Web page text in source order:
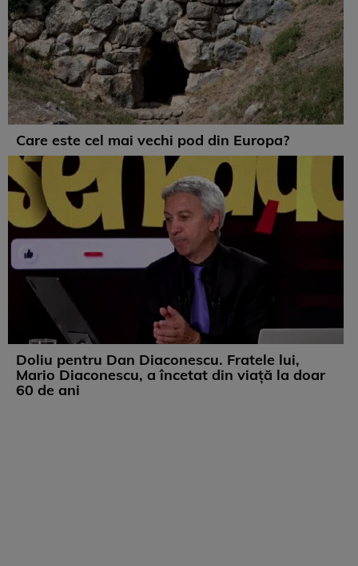
Care este cel mai vechi pod din Europa?
Doliu pentru Dan Diaconescu. Fratele lui,
Mario Diaconescu, a încetat din viață la doar
60 de ani